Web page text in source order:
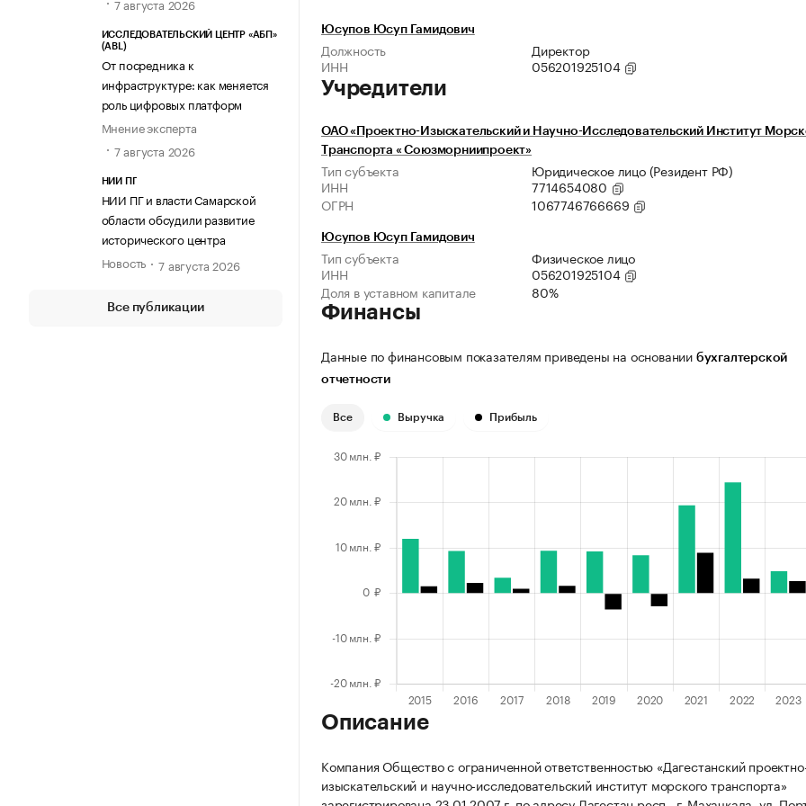
7 августа 2026
ИССЛЕДОВАТЕЛЬСКИЙ ЦЕНТР «АБП»
(ABL)
От посредника к
инфраструктуре: как меняется
роль цифровых платформ
Мнение эксперта
7 августа 2026
НИИ ПГ
НИИ ПГ и власти Самарской
области обсудили развитие
исторического центра
Новость
7 августа 2026
Все публикации
Юсупов Юсуп Гамидович
Должность
Директор
ИНН
056201925104
Учредители
ОАО «Проектно-Изыскательский и Научно-Исследовательский Институт
Транспорта « Союзморниипроект»
Тип субъекта
Юридическое лицо (Резидент РФ)
ИНН
7714654080
ОГРН
1067746766669
Юсупов Юсуп Гамидович
Тип субъекта
Физическое лицо
ИНН
056201925104
Доля в уставном капитале
80%
Финансы
Данные по финансовым показателям приведены на основании бухгалтерской
отчетности
Все Выручка Прибыль
Описание
Компания Общество с ограниченной ответственностью «Дагестанский
изыскательский и научно-исследовательский институт морского транспорта»